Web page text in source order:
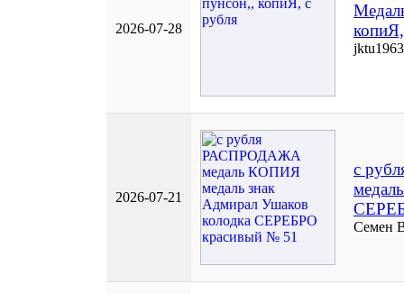
2026-07-28
jktu1963
2026-07-21
с
Семен